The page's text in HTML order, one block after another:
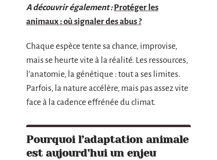
A découvrir également : Protéger les
animaux : où signaler des abus ?
Chaque espèce tente sa chance, improvise,
mais se heurte vite à la réalité. Les ressources,
l’anatomie, la génétique : tout a ses limites.
Parfois, la nature accélère, mais pas assez vite
face à la cadence effrénée du climat.
Pourquoi l’adaptation animale
est aujourd’hui un enjeu